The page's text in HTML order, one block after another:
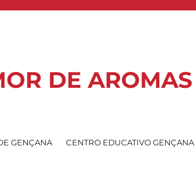
DE AROMAS
GENÇANA CENTRO EDUCATIVO GENÇANA